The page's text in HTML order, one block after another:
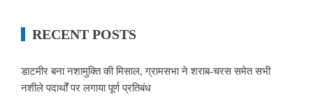
RECENT POSTS
डाटमीर बना नशामुक्ति की मिसाल, ग्रामसभा ने शराब-चरस समेत सभी
नशीले पदार्थों पर लगाया पूर्ण प्रतिबंध